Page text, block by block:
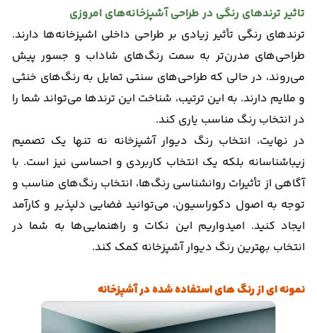
تاثیر ترندهای رنگی در طراحی آشپزخانه‌های امروزی
ترندهای رنگی تأثیر زیادی بر طراحی داخلی اشپزخانه‌ها دارند.
طراحی‌های مدرن‌تر به سمت رنگ‌های شاداب و جسور پیش
می‌روند، در حالی که طراحی‌های سنتی تمایل به رنگ‌های خنثی
و ملایم دارند. به این ترتیب، شناخت این ترندها می‌تواند شما را
در انتخاب رنگ مناسب یاری کند.
در نهایت، انتخاب رنگ دیوار آشپزخانه نه تنها یک تصمیم
زیباشناسانه بلکه یک انتخاب کاربردی و احساسی نیز است. با
آگاهی از تأثیرات روانشناسی رنگ‌ها، انتخاب رنگ‌های مناسب و
توجه به اصول دکوراسیون، می‌توانید فضایی دلپذیر و کارآمد
ایجاد کنید. امیدواریم این نکات و راهنمایی‌ها به شما در
انتخاب بهترین رنگ دیوار آشپزخانه کمک کند.
نمونه ای از رنگ های استفاده شده در آشپزخانه